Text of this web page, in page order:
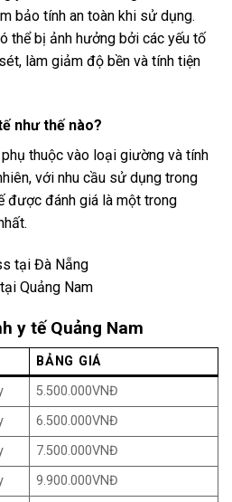
bảo tính an toàn khi sử dụng.
thể bị ảnh hưởng bởi các yếu tố
làm giảm độ bền và tính tiện
như thế nào?
thuộc vào loại giường và tính
với nhu cầu sử dụng trong
được đánh giá là một trong
Quảng Nam
y tế Quảng Nam
BẢNG GIÁ
5.500.000VNĐ
6.500.000VNĐ
7.500.000VNĐ
9.900.000VNĐ